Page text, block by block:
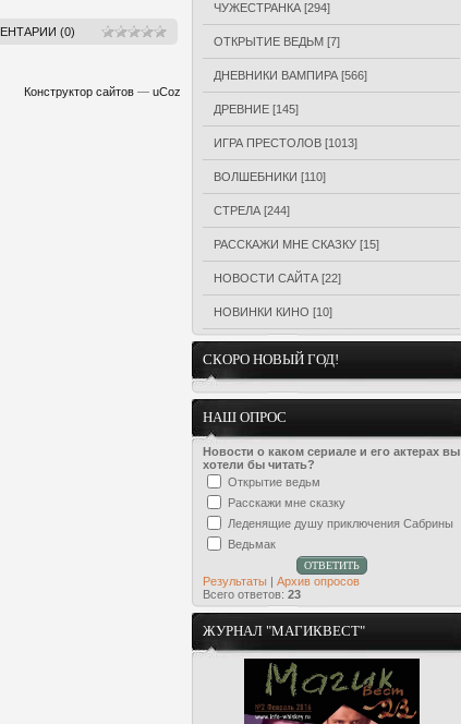
(0)
ЧУЖЕСТРАНКА [294]
ОТКРЫТИЕ ВЕДЬМ [7]
ДНЕВНИКИ ВАМПИРА [566]
ДРЕВНИЕ [145]
ИГРА ПРЕСТОЛОВ [1013]
ВОЛШЕБНИКИ [110]
СТРЕЛА [244]
РАССКАЖИ МНЕ СКАЗКУ [15]
НОВОСТИ САЙТА [22]
НОВИНКИ КИНО [10]
СКОРО НОВЫЙ ГОД!
НАШ ОПРОС
Новости о каком сериале и его актерах вы
хотели бы читать?
Открытие ведьм
Расскажи мне сказку
Леденящие душу приключения Сабрины
Ведьмак
Результаты | Архив опросов
Всего ответов: 23
ЖУРНАЛ "МАГИКВЕСТ"
Конструктор сайтов — uCoz